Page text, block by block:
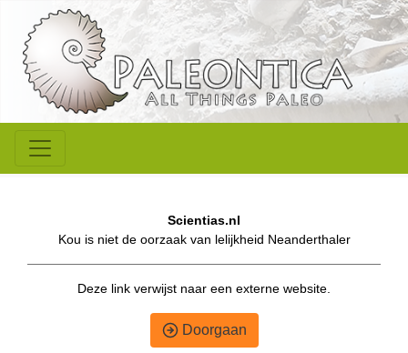
Scientias.nl
Kou is niet de oorzaak van lelijkheid Neanderthaler
Deze link verwijst naar een externe website.
Doorgaan